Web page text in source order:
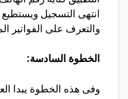
انتهى التسجيل ويستطيع
والتعرف على الفواتير
الخطوة السادسة:
وفى هذه الخطوة يبدا